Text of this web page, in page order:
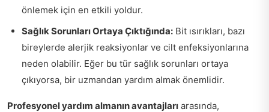
önlemek için en etkili yoldur.
Sağlık Sorunları Ortaya Çıktığında: Bit ısırıkları, bazı
bireylerde alerjik reaksiyonlar ve cilt enfeksiyonlarına
neden olabilir. Eğer bu tür sağlık sorunları ortaya
çıkıyorsa, bir uzmandan yardım almak önemlidir.
Profesyonel yardım almanın avantajları arasında,